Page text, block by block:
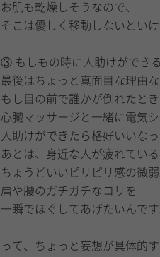
お肌も乾燥しそうなので、
そこは優しく移動しないといけ
③ もしもの時に人助けができる
最後はちょっと真面目な理由な
もし目の前で誰かが倒れたとき
心臓マッサージと一緒に電気
人助けができたら格好いいなっ
あとは、身近な人が疲れている
ちょうどいいピリピリ感の微弱
肩や腰のガチガチなコリを
一瞬でほぐしてあげたいんです
って、ちょっと妄想が具体的